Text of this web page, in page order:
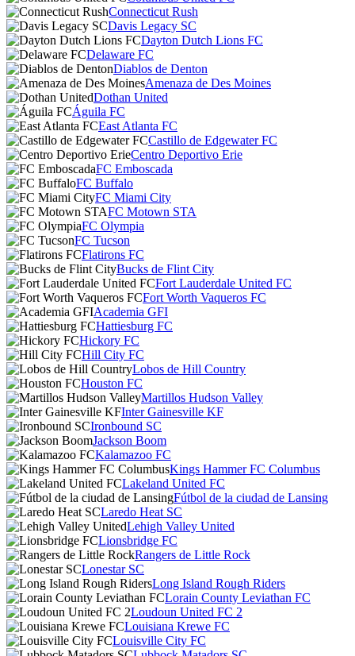
Connecticut Rush
Davis Legacy SC
Dayton Dutch Lions FC
Delaware FC
Diablos de Denton
Amenaza de Des Moines
Dothan United
Águila FC
East Atlanta FC
Castillo de Edgewater FC
Centro Deportivo Erie
FC Emboscada
FC Buffalo
FC Miami City
FC Motown STA
FC Olympia
FC Tucson
Flatirons FC
Bucks de Flint City
Fort Lauderdale United FC
Fort Worth Vaqueros FC
Academia GFI
Hattiesburg FC
Hickory FC
Hill City FC
Lobos de Hill Country
Houston FC
Martillos Hudson Valley
Inter Gainesville KF
Ironbound SC
Jackson Boom
Kalamazoo FC
Kings Hammer FC Columbus
Lakeland United FC
Fútbol de la ciudad de Lansing
Laredo Heat SC
Lehigh Valley United
Lionsbridge FC
Rangers de Little Rock
Lonestar SC
Long Island Rough Riders
Lorain County Leviathan FC
Loudoun United FC 2
Louisiana Krewe FC
Louisville City FC